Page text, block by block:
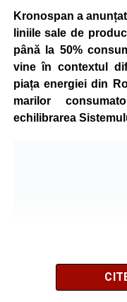
Kronospan a
liniile sale de
până la 50%
vine în contextul
piața energiei din
marilor
echilibrarea